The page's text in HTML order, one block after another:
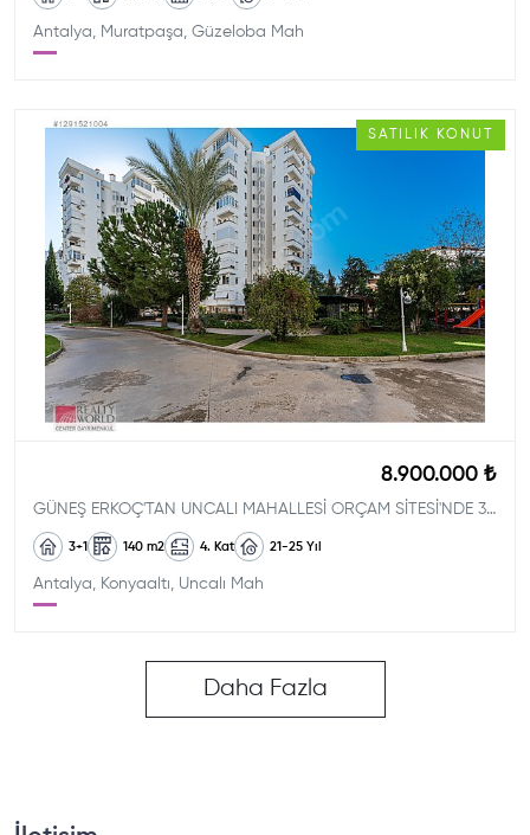
Antalya, Muratpaşa, Güzeloba Mah
SATILIK KONUT
8.900.000 ₺
GÜNEŞ ERKOÇ'TAN UNCALI MAHALLESİ ORÇAM SİTESİ'NDE 3+1 ARAKAT
3+1 140 m2 4. Kat 21-25 Yıl
Antalya, Konyaaltı, Uncalı Mah
Daha Fazla